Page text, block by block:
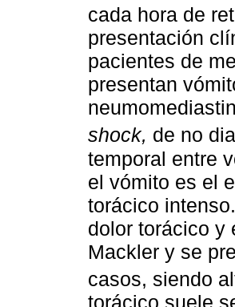
cada hora de
presentación
pacientes de
presentan
shock, de no
temporal entre
el vómito es el
torácico
dolor torácico y
Mackler y se
casos, siendo
torácico suele